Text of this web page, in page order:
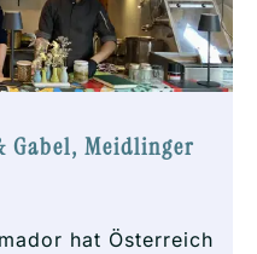
Meidlinger
hat Österreich